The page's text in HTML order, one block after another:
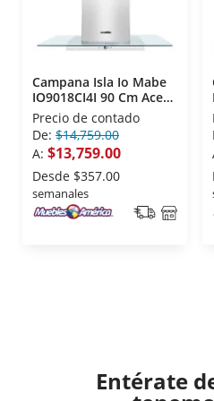
Campana Isla Io Mabe
IO9018CI4I 90 Cm Acero
Inoxidable
Precio de contado
De: $14,759.00
A: $13,759.00
Desde $357.00
semanales
Entérate